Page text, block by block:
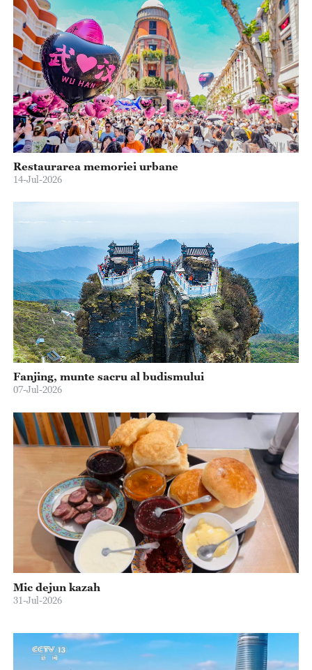
Restaurarea memoriei urbane
14-Jul-2026
Fanjing, munte sacru al budismului
07-Jul-2026
Mic dejun kazah
31-Jul-2026